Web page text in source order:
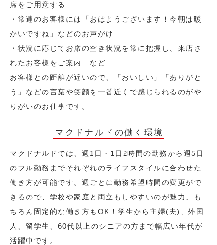
席をご用意する
・常連のお客様には「おはようございます！今朝は暖
かいですね」などのお声がけ
・状況に応じてお席の空き状況を常に把握し、来店さ
れたお客様をご案内 など
お客様との距離が近いので、「おいしい」「ありがと
う」などの言葉や笑顔を一番近くで感じられるのがや
りがいのお仕事です。
マクドナルドの働く環境
マクドナルドでは、週1日・1日2時間の勤務から週5日
のフル勤務までそれぞれのライフスタイルに合わせた
働き方が可能です。週ごとに勤務希望時間の変更がで
きるので、学校や家庭と両立もしやすいのが魅力。も
ちろん固定的な働き方もOK！学生から主婦(夫)、外国
人、留学生、60代以上のシニアの方まで幅広い年代が
活躍中です。